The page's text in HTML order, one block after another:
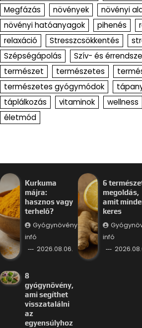
Megfázás növények
növényi
növényi hatóanyagok
pihenés
relaxáció
Stresszcsökkentés
Szépségápolás
Szív- és
természet
természetes
természetes gyógymódok
táplálkozás
vitaminok wellness
életmód
Kurkuma
májra:
hasznos vagy
terhelő?
Gyógynövény
infó
2026.08.06.
6
megoldás,
amit
keres
infó
8
gyógynövény,
ami segíthet
visszatalálni
az
egyensúlyhoz